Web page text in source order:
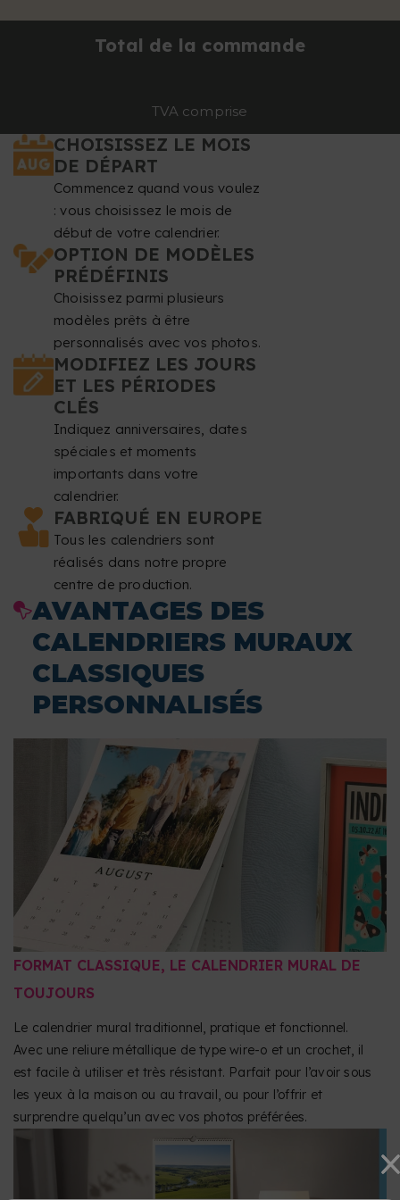
Total de la commande
TVA comprise
CHOISISSEZ LE MOIS
DE DÉPART
Commencez quand vous voulez
: vous choisissez le mois de
début de votre calendrier.
OPTION DE MODÈLES
PRÉDÉFINIS
Choisissez parmi plusieurs
modèles prêts à être
personnalisés avec vos photos.
MODIFIEZ LES JOURS
ET LES PÉRIODES
CLÉS
Indiquez anniversaires, dates
spéciales et moments
importants dans votre
calendrier.
FABRIQUÉ EN EUROPE
Tous les calendriers sont
réalisés dans notre propre
centre de production.
AVANTAGES DES
CALENDRIERS MURAUX
CLASSIQUES
PERSONNALISÉS
FORMAT CLASSIQUE, LE CALENDRIER MURAL DE
TOUJOURS
Le calendrier mural traditionnel, pratique et fonctionnel.
Avec une reliure métallique de type wire-o et un crochet, il
est facile à utiliser et très résistant. Parfait pour l’avoir sous
les yeux à la maison ou au travail, ou pour l’offrir et
surprendre quelqu’un avec vos photos préférées.